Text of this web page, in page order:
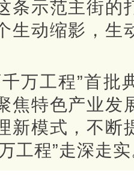
条示范主街的
生动缩影，生
万工程”首批
焦特色产业发
新模式，不断
工程”走深走